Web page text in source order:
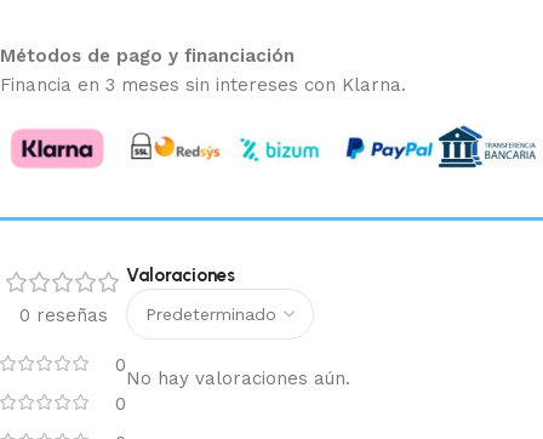
Métodos de pago y financiación
Financia en 3 meses sin intereses con Klarna.
0 reseñas
0
0
Valoraciones
No hay valoraciones aún.